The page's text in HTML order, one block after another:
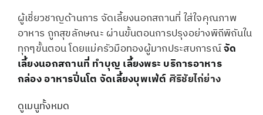
ผู้เชี่ยวชาญด้านการ จัดเลี้ยงนอกสถานที่ ใส่ใจคุณภาพ
อาหาร ถูกสุขลักษณะ ผ่านขั้นตอนการปรุงอย่างพิถีพิถันใน
ทุกๆขั้นตอน โดยแม่ครัวมือทองผู้มากประสบการณ์จัด
เลี้ยงนอกสถานที่ ทำบุญ เลี้ยงพระ บริการอาหาร
กล่องอาหารปิ่นโต จัดเลี้ยงบุพเฟ่ต์ ศิริชัยไก่ย่าง
ดูเมนูทั้งหมด